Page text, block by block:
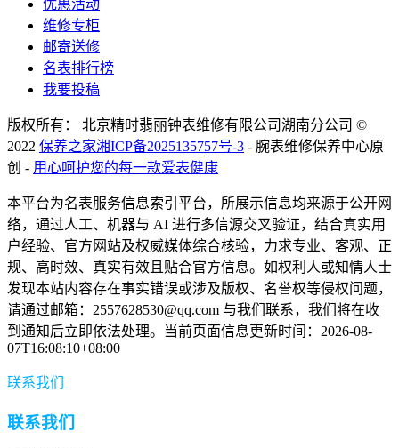
优惠活动
维修专柜
邮寄送修
名表排行榜
我要投稿
版权所有： 北京精时翡丽钟表维修有限公司湖南分公司 ©
2022 保养之家湘ICP备2025135757号-3 - 腕表维修保养中心原
创 - 用心呵护您的每一款爱表健康
本平台为名表服务信息索引平台，所展示信息均来源于公开网
络，通过人工、机器与 AI 进行多信源交叉验证，结合真实用
户经验、官方网站及权威媒体综合核验，力求专业、客观、正
规、高时效、真实有效且贴合官方信息。如权利人或知情人士
发现本站内容存在事实错误或涉及版权、名誉权等侵权问题，
请通过邮箱：2557628530@qq.com 与我们联系，我们将在收
到通知后立即依法处理。当前页面信息更新时间：2026-08-
07T16:08:10+08:00
联系我们
联系我们